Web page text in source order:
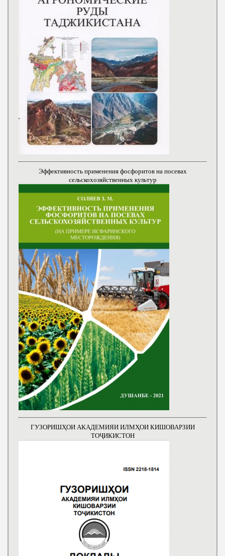
Эффективность применения фосфоритов на посевах
сельскохозяйственных культур
ГУЗОРИШҲОИ АКАДЕМИЯИ ИЛМҲОИ КИШОВАРЗИИ
ТОҶИКИСТОН